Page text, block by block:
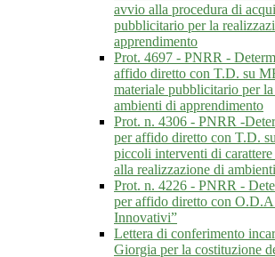
avvio alla procedura di
pubblicitario per la
apprendimento
Prot. 4697 - PNRR -
affido diretto con T.D. su
materiale pubblicitario per
ambienti di apprendimento
Prot. n. 4306 - PNRR -
per affido diretto con T.D.
piccoli interventi di
alla realizzazione di
Prot. n. 4226 - PNRR -
per affido diretto con
Innovativi”
Lettera di conferimento
Giorgia per la costituzione